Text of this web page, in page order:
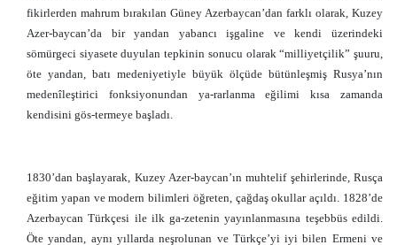
fikirlerden mahrum bırakılan Güney Azerbaycan’dan farklı olarak, Kuzey
Azer-baycan’da bir yandan yabancı işgaline ve kendi üzerindeki
sömürgeci siyasete duyulan tepkinin sonucu olarak “milliyetçilik” şuuru,
öte yandan, batı medeniyetiyle büyük ölçüde bütünleşmiş Rusya’nın
medenîleştirici fonksiyonundan ya-rarlanma eğilimi kısa zamanda
kendisini gös-termeye başladı.
1830’dan başlayarak, Kuzey Azer-baycan’ın muhtelif şehirlerinde, Rusça
eğitim yapan ve modern bilimleri öğreten, çağdaş okullar açıldı. 1828’de
Azerbaycan Türkçesi ile ilk ga-zetenin yayınlanmasına teşebbüs edildi.
Öte yandan, aynı yıllarda neşrolunan ve Türkçe’yi iyi bilen Ermeni ve